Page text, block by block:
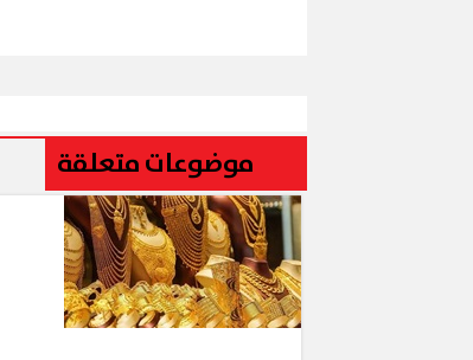
موضوعات متعلقة